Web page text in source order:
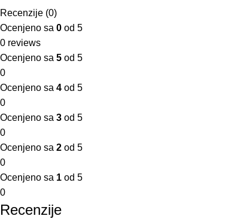
Recenzije (0)
Ocenjeno sa 0 od 5
0 reviews
Ocenjeno sa 5 od 5
0
Ocenjeno sa 4 od 5
0
Ocenjeno sa 3 od 5
0
Ocenjeno sa 2 od 5
0
Ocenjeno sa 1 od 5
0
Recenzije